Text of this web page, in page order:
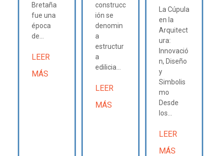
Bretaña
fue una
época
de...
LEER
MÁS
construcc
ión se
denomin
a
estructur
a
edilicia...
LEER
MÁS
La Cúpula
en la
Arquitect
ura:
Innovació
n, Diseño
y
Simbolis
mo
Desde
los...
LEER
MÁS